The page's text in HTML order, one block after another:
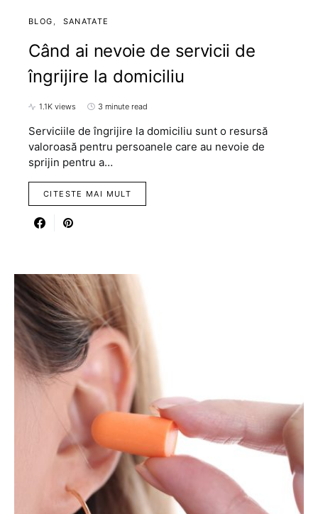
BLOG SANATATE
Când ai nevoie de servicii de
îngrijire la domiciliu
1.1K views 3 minute read
Serviciile de îngrijire la domiciliu sunt o resursă
valoroasă pentru persoanele care au nevoie de
sprijin pentru a…
CITESTE MAI MULT